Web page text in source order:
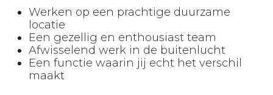
Werken op een prachtige duurzame
locatie
Een gezellig en enthousiast team
Afwisselend werk in de buitenlucht
Een functie waarin jij echt het verschil
maakt